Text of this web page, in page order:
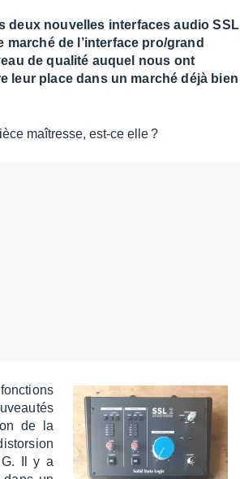
deux nouvelles interfaces audio SSL
marché de l’interface pro/grand
de qualité auquel nous ont
leur place dans un marché déjà bien
de la
G. Il y a